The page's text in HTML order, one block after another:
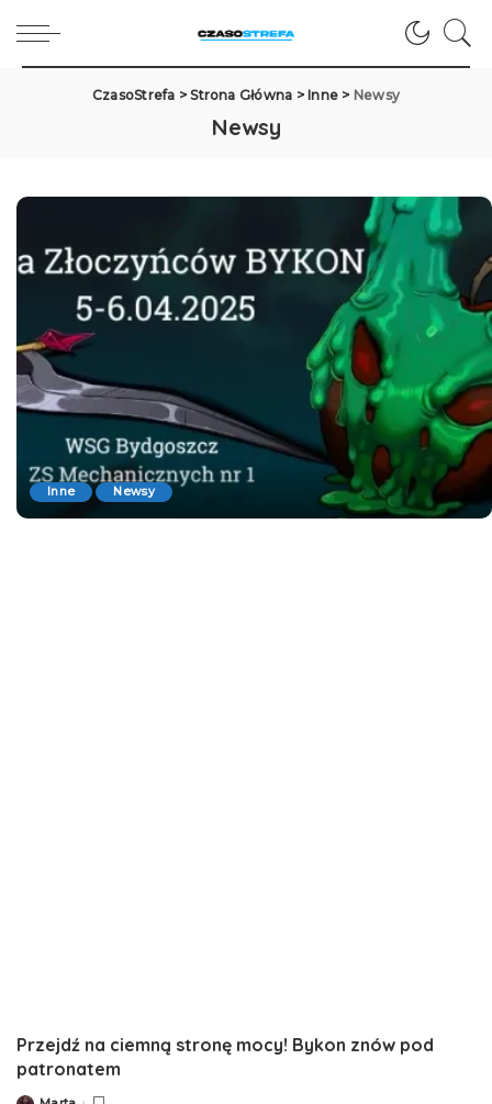
CzasoStrefa >Strona Główna > Inne > Newsy
Newsy
Inne Newsy
Przejdź na ciemną stronę mocy! Bykon znów pod
patronatem